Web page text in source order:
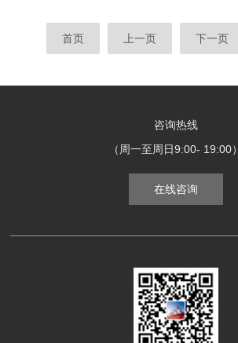
首页 上一页 下一页
咨询热线
（周一至周日9:00- 19:00）
在线咨询